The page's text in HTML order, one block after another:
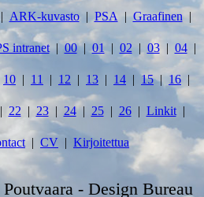
ARK-kuvasto PSA Graafinen
intranet 00 01 02 03 04
10 11 12 13 14 15 16
22 23 24 25 26 Linkit
CV Kirjoitettua
- Design Bureau